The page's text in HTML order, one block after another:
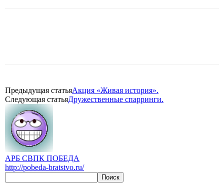
Предыдущая статьяАкция «Живая история».
Следующая статьяДружественные спарринги.
АРБ СВПК ПОБЕДА
http://pobeda-bratstvo.ru/